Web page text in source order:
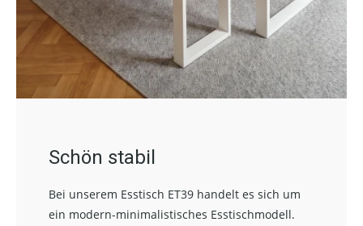
Schön stabil
Bei unserem Esstisch ET39 handelt es sich um
ein modern-minimalistisches Esstischmodell.